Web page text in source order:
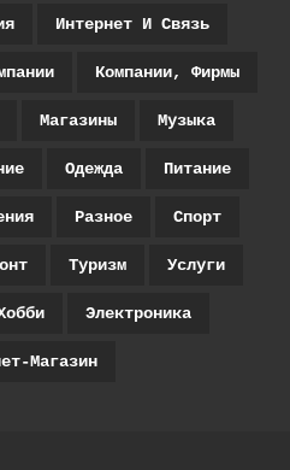
Интернет И Связь
Компании, Фирмы
Магазины Музыка
Одежда Питание
Разное Спорт
Туризм Услуги
Электроника
Магазин